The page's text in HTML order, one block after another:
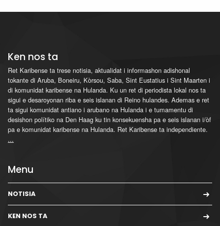
Ken nos ta
Ret Karibense ta trese notisia, aktualidat i informashon adishonal
tokante di Aruba, Boneiru, Kòrsou, Saba, Sint Eustatius i Sint Maarten i
di komunidat karibense na Hulanda. Ku un ret di periodista lokal nos ta
sigui e desaroyonan riba e seis islanan di Reino hulandes. Ademas e ret
ta sigui komunidat antiano i arubano na Hulanda i e tumamentu di
desishon polítiko na Den Haag ku tin konsekuensha pa e seis islanan i/òf
pa e komunidat karibense na Hulanda. Ret Karibense ta independiente.
...
Menu
NOTISIA
KEN NOS TA